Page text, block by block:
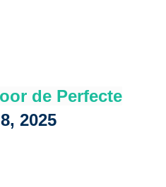
de Perfecte
2025